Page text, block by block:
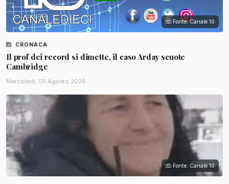
Fonte: Canale 10
CRONACA
Il prof dei record si dimette, il caso Arday scuote
Cambridge
Mercoledì, 05 Agosto 2026
Fonte: Canale 10